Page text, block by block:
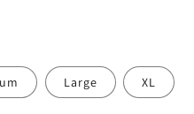
Large XL